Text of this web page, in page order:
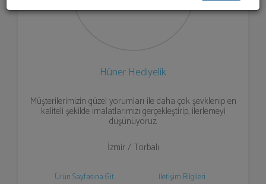
Hüner Hediyelik
Müşterilerimizin güzel yorumları ile daha çok şevklenip en
kaliteli şekilde imalatlarımızı gerçekleştirip, ilerlemeyi
düşünüyoruz.
İzmir / Torbalı
Ürün Sayfasına Git İletişim Bilgileri